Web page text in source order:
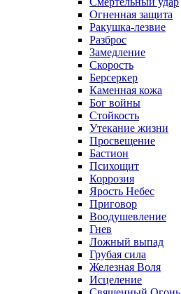
Огненная защита
Ракушка-лезвие
Разброс
Замедление
Скорость
Берсеркер
Каменная кожа
Бог войны
Стойкость
Утекание жизни
Просвещение
Бастион
Психощит
Коррозия
Ярость Небес
Приговор
Воодушевление
Гнев
Ложный выпад
Грубая сила
Железная Воля
Исцеление